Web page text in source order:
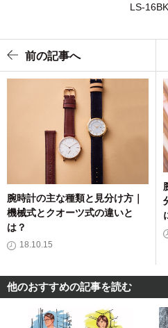
LS-
前の記事へ
腕時計の主な種類と見分け方｜
機械式とクオーツ式の違いと
は？
18.10.15
他のおすすめの記事を読む